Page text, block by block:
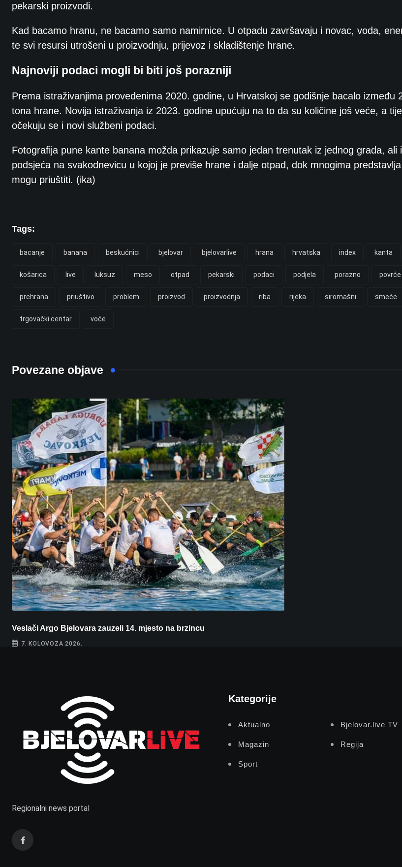
pekarski proizvodi.
Kad bacamo hranu, ne bacamo samo namirnice. U otpadu završavaju i novac, voda,
te svi resursi utrošeni u proizvodnju, prijevoz i skladištenje hrane.
Najnoviji podaci mogli bi biti još porazniji
Prema istraživanjima provedenima 2020. godine, u Hrvatskoj se godišnje bacalo između
tona hrane. Novija istraživanja iz 2023. godine upućuju na to da su količine još veće, a
očekuju se i novi službeni podaci.
Fotografija pune kante banana možda prikazuje samo jedan trenutak iz jednog grada, ali
podsjeća na svakodnevicu u kojoj je previše hrane i dalje otpad, dok mnogima
mogu priuštiti. (ika)
Tags:
bacanje banana beskućnici bjelovar bjelovarlive hrana hrvatska index kanta
košarica live luksuz meso otpad pekarski podaci podjela porazno povrće
prehrana priuštivo problem proizvod proizvodnja riba rijeka siromašni smeće
trgovački centar voće
Povezane objave
Veslači Argo Bjelovara zauzeli 14. mjesto na brzincu
7. KOLOVOZA 2026.
Regionalni news portal
Kategorije
Aktualno Bjelovar.live TV
Magazin Regija
Sport